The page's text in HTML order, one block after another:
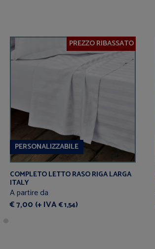
PREZZO RIBASSATO
PERSONALIZZABILE
COMPLETO LETTO RASO RIGA LARGA
ITALY
A partire da
€ 7,00 (+ IVA€ 1,54)